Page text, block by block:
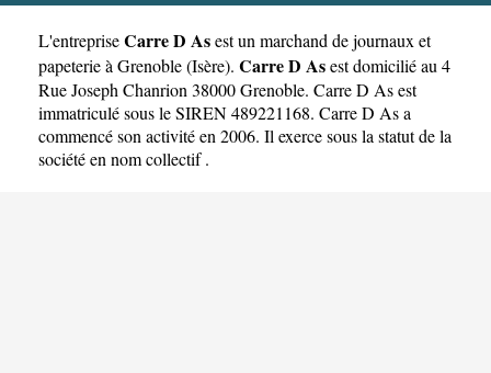
L'entrepriseCarre D Asest un marchand de journaux et
papeterie à Grenoble(Isère). Carre D Asest domicilié au 4
Rue Joseph Chanrion 38000 Grenoble. Carre D As est
immatriculé sous le SIREN 489221168. Carre D As a
commencé son activité en 2006. Il exerce sous la statut de la
société en nom collectif .